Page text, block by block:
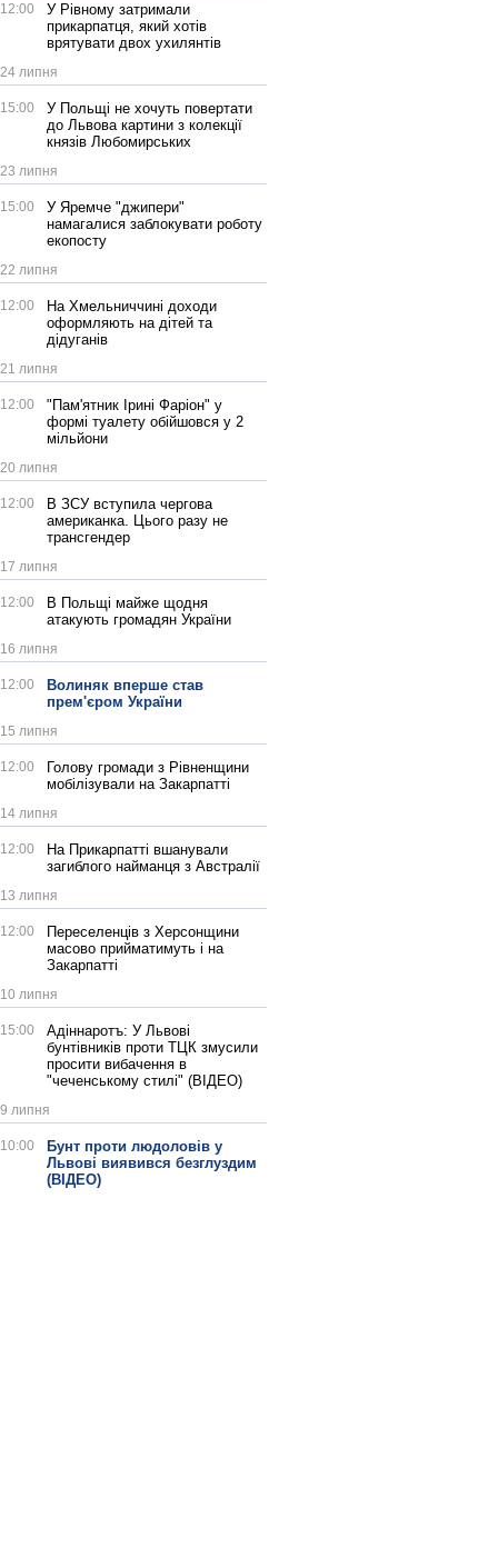
12:00
У Рівному затримали
прикарпатця, який хотів
врятувати двох ухилянтів
24 липня
15:00
У Польщі не хочуть повертати
до Львова картини з колекції
князів Любомирських
23 липня
15:00
У Яремче "джипери"
намагалися заблокувати роботу
екопосту
22 липня
12:00
На Хмельниччині доходи
оформляють на дітей та
дідуганів
21 липня
12:00
"Пам'ятник Ірині Фаріон" у
формі туалету обійшовся у 2
мільйони
20 липня
12:00
В ЗСУ вступила чергова
американка. Цього разу не
трансгендер
17 липня
12:00
В Польщі майже щодня
атакують громадян України
16 липня
12:00
Волиняк вперше став
прем'єром України
15 липня
12:00
Голову громади з Рівненщини
мобілізували на Закарпатті
14 липня
12:00
На Прикарпатті вшанували
загиблого найманця з Австралії
13 липня
12:00
Переселенців з Херсонщини
масово прийматимуть і на
Закарпатті
10 липня
15:00
Адіннаротъ: У Львові
бунтівників проти ТЦК змусили
просити вибачення в
"чеченському стилі" (ВІДЕО)
9 липня
10:00
Бунт проти людоловів у
Львові виявився безглуздим
(ВІДЕО)